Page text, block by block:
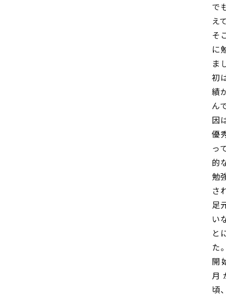
で
え
そ
に
ま
初
績
ん
因
優
っ
的
勉
さ
足
い
と
た
開
月
頃